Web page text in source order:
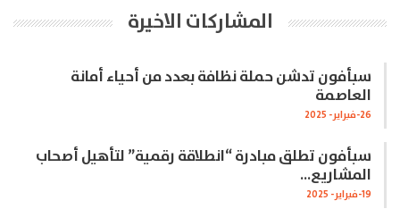
المشاركات الاخيرة
سبأفون تدشن حملة نظافة بعدد من أحياء أمانة
العاصمة
26-فبراير- 2025
سبأفون تطلق مبادرة “انطلاقة رقمية” لتأهيل أصحاب
المشاريع…
19-فبراير- 2025